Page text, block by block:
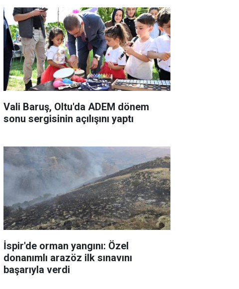
Vali Baruş, Oltu'da ADEM dönem
sonu sergisinin açılışını yaptı
İspir'de orman yangını: Özel
donanımlı arazöz ilk sınavını
başarıyla verdi